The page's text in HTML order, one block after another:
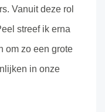
Vanuit deze rol
streef ik erna
om zo een grote
in onze